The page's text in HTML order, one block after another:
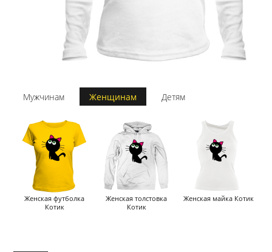
Мужчинам Женщинам Детям
Женская футболка
Котик
Женская толстовка
Котик
Женская майка Котик